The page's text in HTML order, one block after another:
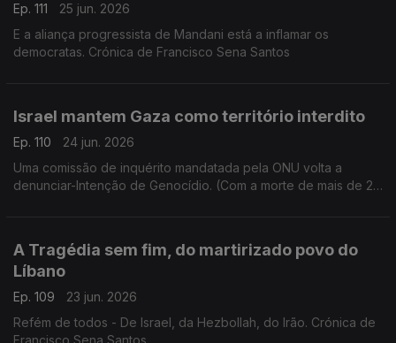
Ep. 111
25 jun. 2026
E a aliança progressista de Mandani está a inflamar os
democratas. Crónica de Francisco Sena Santos
Israel mantem Gaza como território interdito
Ep. 110
24 jun. 2026
Uma comissão de inquérito mandatada pela ONU volta a
denunciar-Intenção de Genocídio. (Com a morte de mais de 20
A Tragédia sem fim, do martirizado povo do
Líbano
Ep. 109
23 jun. 2026
Refém de todos - De Israel, da Hezbollah, do Irão. Crónica de
Francisco Sena Santos